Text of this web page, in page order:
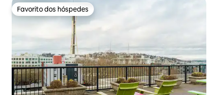
Favorito dos hóspedes
Favorito dos hóspedes